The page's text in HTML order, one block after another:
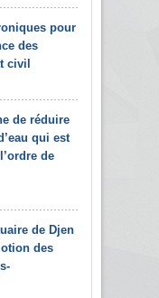
pour
des
civil
de réduire
qui est
de
de Djen
des